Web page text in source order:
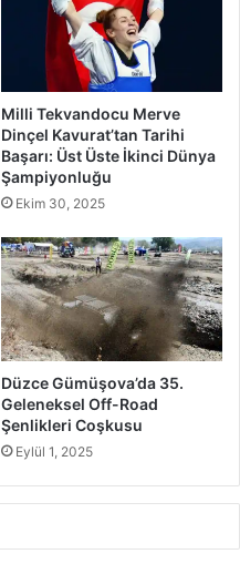
Milli Tekvandocu Merve
Dinçel Kavurat’tan Tarihi
Başarı: Üst Üste İkinci Dünya
Şampiyonluğu
Ekim 30, 2025
Düzce Gümüşova’da 35.
Geleneksel Off-Road
Şenlikleri Coşkusu
Eylül 1, 2025